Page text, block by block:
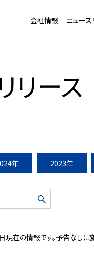
会社情報 ニュース
リース
年 2023年
在の情報です。予告なしに